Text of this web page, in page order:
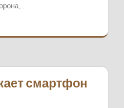
смартфон